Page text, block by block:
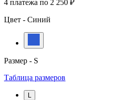
4 платежа по 2 250 ₽
Цвет - Синий
Размер - S
Таблица размеров
L